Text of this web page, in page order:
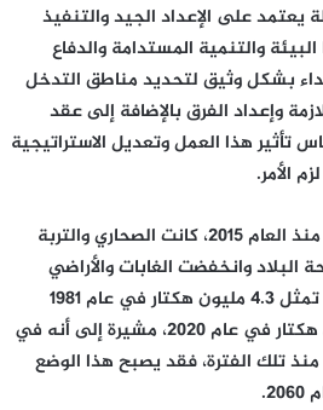
يعتمد على الإعداد الجيد والتنفيذ
والتنمية المستدامة والدفاع
بشكل وثيق لتحديد مناطق التدخل
وإعداد الفرق بالإضافة إلى عقد
تأثير هذا العمل وتعديل الاستراتيجية
الأمر.
وأوضحت معالي الوزيرة أنه منذ العام 2015، كانت الصحاري والتربة
من مساحة البلاد وانخفضت الغابات والأراضي
الحرجية الأخرى، التي كانت تمثل 4.3 مليون هكتار في عام 1981
بنسبة 42٪ إلى 2.5 مليون هكتار في عام 2020، مشيرة إلى أنه في
تلك الفترة، فقد يصبح هذا الوضع